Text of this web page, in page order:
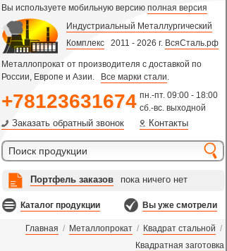
Вы используете мобильную версию полная версия
Индустриальный Металлургический
Комплекс 2011 - 2026 г. ВсяСталь.рф
Металлопрокат от производителя с доставкой по
России, Европе и Азии.
Все марки стали.
+78123631674 пн.-пт. 09:00 - 18:00
сб.-вс. выходной
Заказать обратный звонок Контакты
Портфель заказов пока ничего нет
Каталог продукции Вы уже смотрели
Главная / Металлопрокат / Квадрат стальной /
Квадратная заготовка